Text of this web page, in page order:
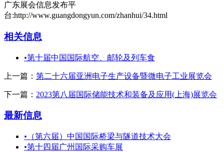
广东展会信息发布平
台:http://www.guangdongyun.com/zhanhui/34.html
相关信息
•第十届中国国际航空、邮轮及列车食
上一篇： 第二十六届亚洲电子生产设备暨微电子工业展览会
下一篇： 2023第八届国际储能技术和装备及应用(上海)展览会
最新信息
• （第六届）中国国际桥梁与隧道技术大会
•第十四届广州国际采购车展